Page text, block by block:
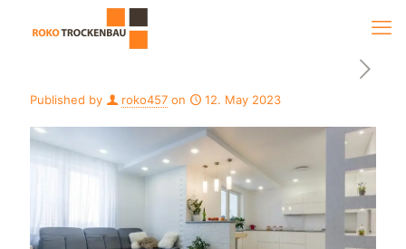
Published by roko457 on 12. May 2023